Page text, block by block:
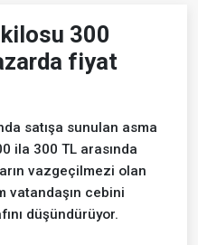
kilosu 300
fiyat
satışa sunulan asma
ila 300 TL arasında
vazgeçilmezi olan
vatandaşın cebini
düşündürüyor.